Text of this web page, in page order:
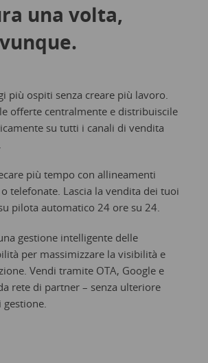
una volta,
più ospiti senza creare più lavoro.
offerte centralmente e distribuiscile
su tutti i canali di vendita
più tempo con allineamenti
telefonate. Lascia la vendita dei tuoi
pilota automatico 24 ore su 24.
gestione intelligente delle
per massimizzare la visibilità e
Vendi tramite OTA, Google e
rete di partner – senza ulteriore